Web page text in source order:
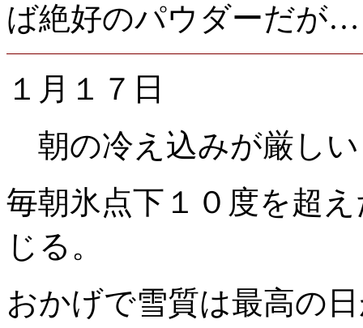
ば絶好のパウダーだが
１月１７日
朝の冷え込みが厳し
毎朝氷点下１０度を超
じる。
おかげで雪質は最高の